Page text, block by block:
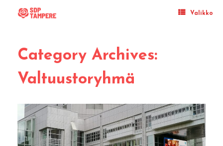
Valikko
Category Archives:
Valtuustoryhmä